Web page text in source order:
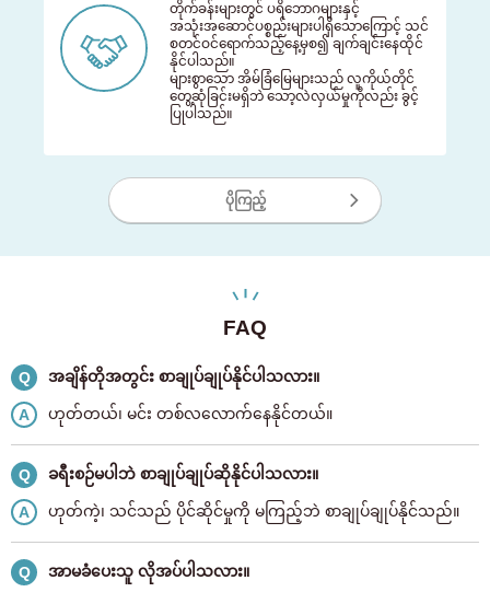
တိုက်ခန်းများတွင် ပရိဘောဂများနှင့်
အသုံးအဆောင်ပစ္စည်းများပါရှိသောကြောင့် သင်
စတင်ဝင်ရောက်သည့်နေ့မှစ၍ ချက်ချင်းနေထိုင်
နိုင်ပါသည်။
များစွာသော အိမ်ခြံမြေများသည် လူကိုယ်တိုင်
တွေ့ဆုံခြင်းမရှိဘဲ သော့လဲလှယ်မှုကိုလည်း ခွင့်
ပြုပါသည်။
ပိုကြည့်
FAQ
Q အချိန်တိုအတွင်း စာချုပ်ချုပ်နိုင်ပါသလား။
A ဟုတ်တယ်၊ မင်း တစ်လလောက်နေနိုင်တယ်။
Q ခရီးစဉ်မပါဘဲ စာချုပ်ချုပ်ဆိုနိုင်ပါသလား။
A ဟုတ်ကဲ့၊ သင်သည် ပိုင်ဆိုင်မှုကို မကြည့်ဘဲ စာချုပ်ချုပ်နိုင်သည်။
Q အာမခံပေးသူ လိုအပ်ပါသလား။